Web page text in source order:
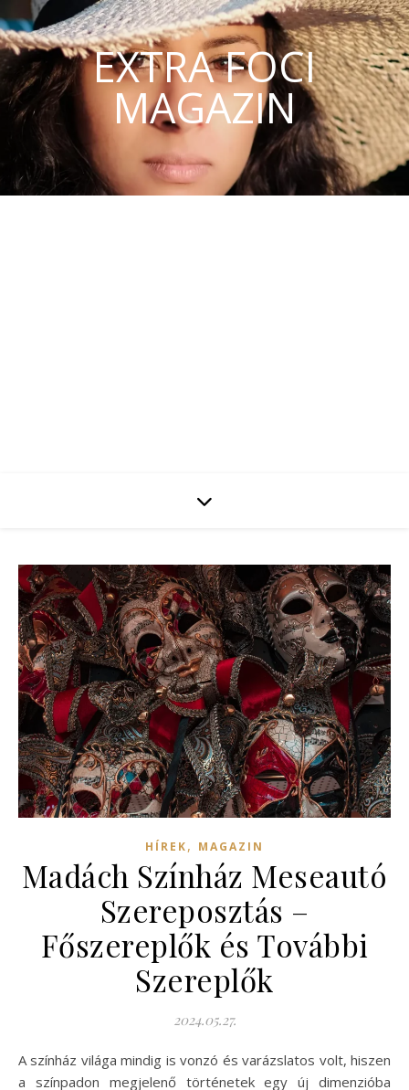
EXTRA FOCI
MAGAZIN
HÍREK, MAGAZIN
Madách Színház Meseautó
Szereposztás –
Főszereplők és További
Szereplők
2024.05.27.
A színház világa mindig is vonzó és varázslatos volt, hiszen
a színpadon megjelenő történetek egy új dimenzióba